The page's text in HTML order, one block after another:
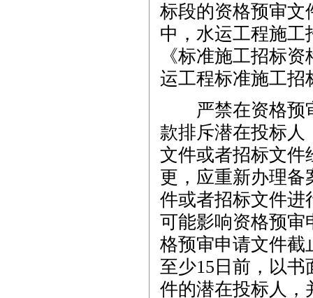
标段的资格预审文
中，水运工程施工
《标准施工招标
运工程标准施工招
严禁在资格预审
款排斥潜在投标人
文件或者招标文件
更，应重新办理备
件或者招标文件进
可能影响资格预审
格预审申请文件截
至少15日前，以
件的潜在投标人，